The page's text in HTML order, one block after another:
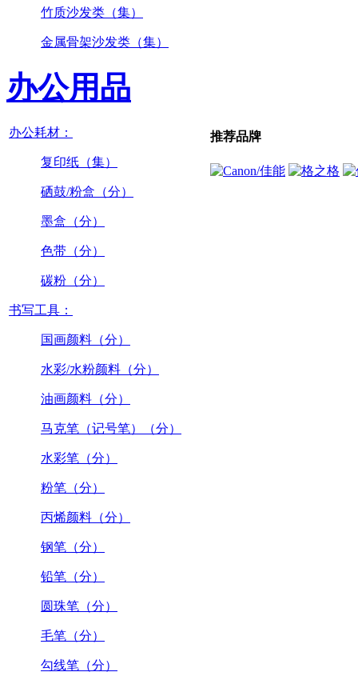
竹质沙发类（集）
金属骨架沙发类（集）
办公用品
办公耗材：
复印纸（集）
硒鼓/粉盒（分）
墨盒（分）
色带（分）
碳粉（分）
书写工具：
国画颜料（分）
水彩/水粉颜料（分）
油画颜料（分）
马克笔（记号笔）（分）
水彩笔（分）
粉笔（分）
丙烯颜料（分）
钢笔（分）
铅笔（分）
圆珠笔（分）
毛笔（分）
勾线笔（分）
推荐品牌